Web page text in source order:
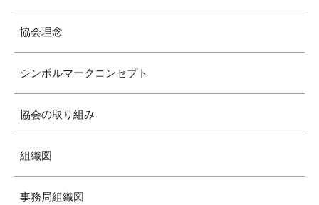
協会理念
シンボルマークコンセプト
協会の取り組み
組織図
事務局組織図